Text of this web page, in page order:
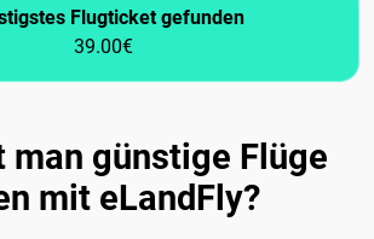
Flugticket gefunden
39.00€
man günstige Flüge
mit eLandFly?